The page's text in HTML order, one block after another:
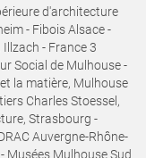
d'architecture
- Fibois Alsace -
- France 3
Social de Mulhouse -
et la matière, Mulhouse
Charles Stoessel,
Strasbourg -
Auvergne-Rhône-
Musées Mulhouse Sud